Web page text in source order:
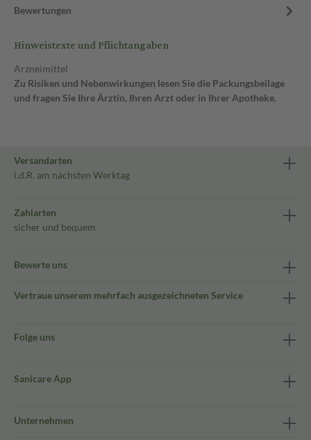
Bewertungen
Hinweistexte und Pflichtangaben
Arzneimittel
Zu Risiken und Nebenwirkungen lesen Sie die Packungsbeilage
und fragen Sie Ihre Ärztin, Ihren Arzt oder in Ihrer Apotheke.
Versandarten
i.d.R. am nächsten Werktag
Zahlarten
sicher und bequem
Bewerte uns
Vertraue unserem mehrfach ausgezeichneten Service
Folge uns
Sanicare App
Unternehmen